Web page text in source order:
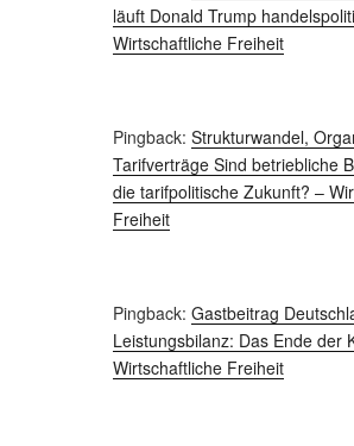
läuft Donald Trump
Wirtschaftliche Freiheit
Pingback: Strukturwandel,
Tarifverträge Sind betriebliche
die tarifpolitische Zukunft? –
Freiheit
Pingback: Gastbeitrag
Leistungsbilanz: Das Ende der
Wirtschaftliche Freiheit